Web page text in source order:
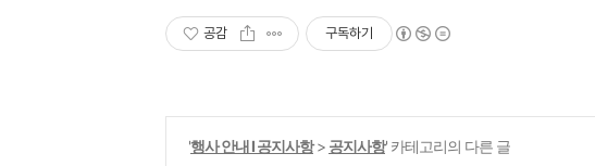
공감 구독하기
'행사 안내 Ι 공지사항> 공지사항' 카테고리의 다른 글